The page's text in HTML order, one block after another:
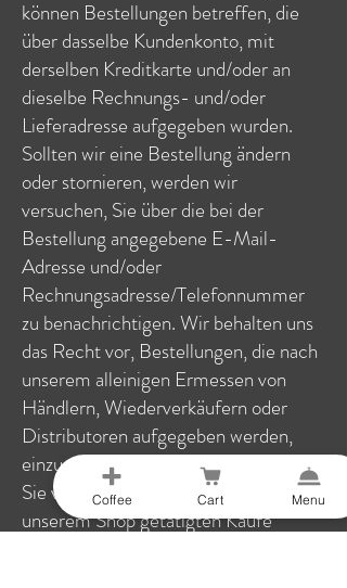
können Bestellungen betreffen, die
über dasselbe Kundenkonto, mit
derselben Kreditkarte und/oder an
dieselbe Rechnungs- und/oder
Lieferadresse aufgegeben wurden.
Sollten wir eine Bestellung ändern
oder stornieren, werden wir
versuchen, Sie über die bei der
Bestellung angegebene E-Mail-
Adresse und/oder
Rechnungsadresse/Telefonnummer
zu benachrichtigen. Wir behalten uns
das Recht vor, Bestellungen, die nach
unserem alleinigen Ermessen von
Händlern, Wiederverkäufern oder
Distributoren aufgegeben werden,
einzuschränken oder zu untersagen.
Sie verpflichten sich, für alle in
unserem Shop getätigten Käufe
Coffee Cart Menu